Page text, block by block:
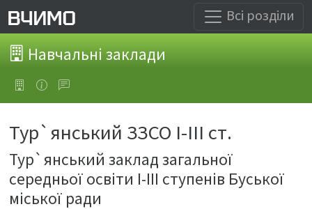
Всі розділи
Навчальні заклади
Тур`янський ЗЗСО І-ІІІ ст.
Тур`янський заклад загальної
середньої освіти І-ІІІ ступенів Буської
міської ради